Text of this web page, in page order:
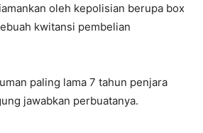
oleh kepolisian berupa box
kwitansi pembelian
paling lama 7 tahun penjara
jawabkan perbuatanya.